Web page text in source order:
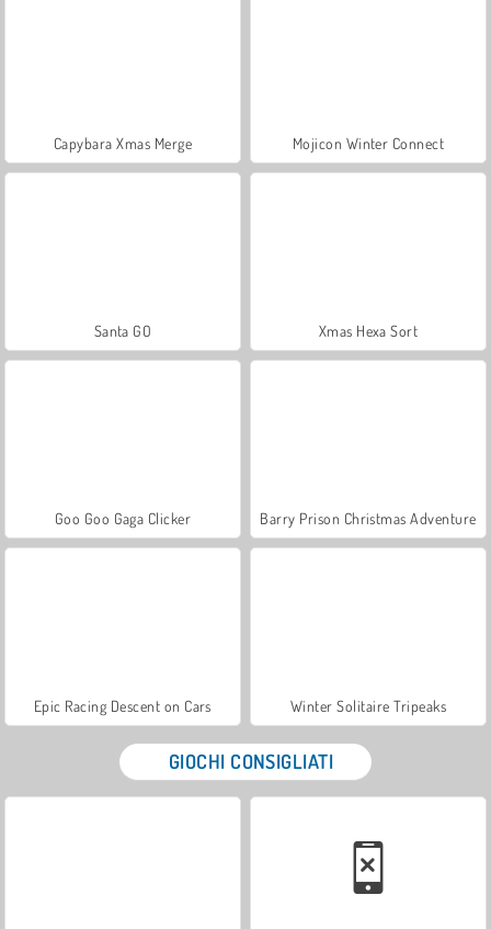
Capybara Xmas Merge Mojicon Winter Connect
Santa GO Xmas Hexa Sort
Goo Goo Gaga Clicker Barry Prison Christmas Adventure
Epic Racing Descent on Cars Winter Solitaire Tripeaks
GIOCHI CONSIGLIATI